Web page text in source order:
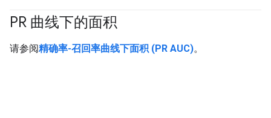
PR 曲线下的面积
请参阅精确率-召回率曲线下面积 (PR AUC)。